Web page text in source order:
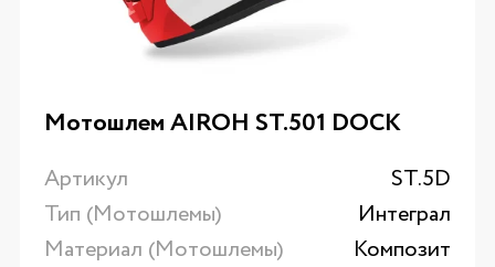
Мотошлем AIROH ST.501 DOCK
Артикул
ST.5D
Тип (Мотошлемы)
Интеграл
Материал (Мотошлемы)
Композит